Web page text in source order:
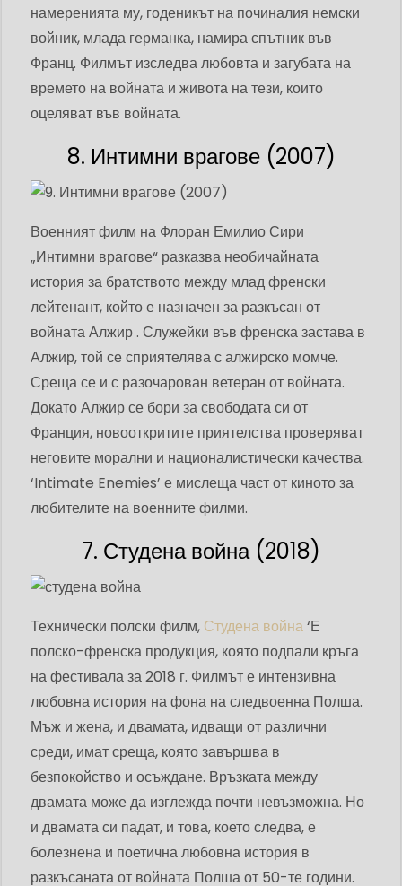
намеренията му, годеникът на починалия немски
войник, млада германка, намира спътник във
Франц. Филмът изследва любовта и загубата на
времето на войната и живота на тези, които
оцеляват във войната.
8. Интимни врагове (2007)
Военният филм на Флоран Емилио Сири
„Интимни врагове“ разказва необичайната
история за братството между млад френски
лейтенант, който е назначен за разкъсан от
войната Алжир . Служейки във френска застава в
Алжир, той се сприятелява с алжирско момче.
Среща се и с разочарован ветеран от войната.
Докато Алжир се бори за свободата си от
Франция, новооткритите приятелства проверяват
неговите морални и националистически качества.
‘Intimate Enemies’ е мислеща част от киното за
любителите на военните филми.
7. Студена война (2018)
Технически полски филм, Студена война‘Е
полско-френска продукция, която подпали кръга
на фестивала за 2018 г. Филмът е интензивна
любовна история на фона на следвоенна Полша.
Мъж и жена, и двамата, идващи от различни
среди, имат среща, която завършва в
безпокойство и осъждане. Връзката между
двамата може да изглежда почти невъзможна. Но
и двамата си падат, и това, което следва, е
болезнена и поетична любовна история в
разкъсаната от войната Полша от 50-те години.